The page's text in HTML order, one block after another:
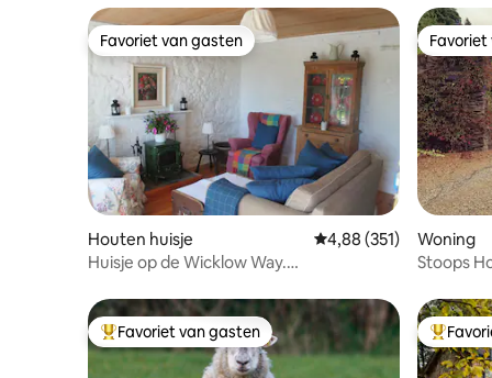
Favoriet van gasten
Favoriet van gasten
Houten huisje Gemiddelde
4,88 (351)
Huisje op de Wicklow Way.
Woning
Stoops
Topfavoriet van gasten
Favoriet van gasten